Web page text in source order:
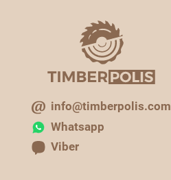
info@timberpolis.com
Whatsapp
Viber